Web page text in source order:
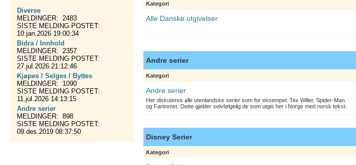
Diverse
MELDINGER: 2483
SISTE MELDING POSTET:
10.jan.2026 19:00:34
Bidra / Innhold
MELDINGER: 2357
SISTE MELDING POSTET:
27.jul.2026 21:12:46
Kjøpes / Selges / Byttes
MELDINGER: 1090
SISTE MELDING POSTET:
11.jul.2026 14:13:15
Andre serier
MELDINGER: 898
SISTE MELDING POSTET:
09.des.2019 08:37:50
Kategori
Alle Danske utgivelser
Andre serier
Kategori
Andre serier
Her diskuteres alle utenlandske serier som for eksempel: Tex Willer, Spider-Man
og Fantomet. Dette gjelder selvfølgelig de som utgis her i Norge med norsk tekst.
Disney Serier
Kategori